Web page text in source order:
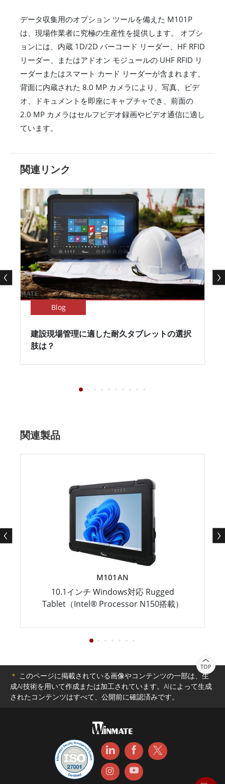
データ収集用のオプション ツールを備えた M101P
は、現場作業者に究極の生産性を提供します。 オプシ
ョンには、内蔵 1D/2D バーコード リーダー、HF RFID
リーダー、またはアドオン モジュールの UHF RFID リ
ーダーまたはスマート カード リーダーが含まれます。
背面に内蔵された 8.0 MP カメラにより、写真、ビデ
オ、ドキュメントを即座にキャプチャでき、前面の
2.0 MP カメラはセルフビデオ録画やビデオ通信に適し
ています。
関連リンク
Blog
建設現場管理に適した耐久タブレットの選択
肢は？
関連製品
M101AN
10.1インチ Windows対応 Rugged
Tablet（Intel® Processor N150搭載）
TOP
＊ このページに掲載されている画像やコンテンツの一部は、生
成AI技術を用いて作成または加工されています。AIによって生成
されたコンテンツはすべて、公開前に確認済みです。